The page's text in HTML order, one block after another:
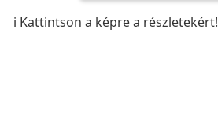
ℹ️ Kattintson a képre a részletekért!